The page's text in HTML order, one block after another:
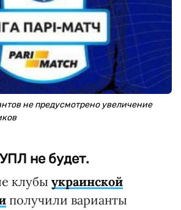
не предусмотрено увеличение
не будет.
клубы украинской
получили варианты